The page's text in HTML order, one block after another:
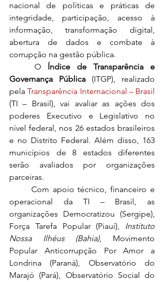
nacional de políticas e práticas de
integridade, participação, acesso à
informação, transformação digital,
abertura de dados e combate à
corrupção na gestão pública.
	O
Índice de Transparência e
Governança Pública (ITGP), realizado
pela Transparência Internacional – Brasil
(TI – Brasil), vai avaliar as ações dos
poderes Executivo e Legislativo no
nível federal, nos 26 estados brasileiros
e no Distrito Federal. Além disso, 163
municípios de 8 estados diferentes
serão avaliados por organizações
parceiras.
operacional da TI – Brasil, as
organizações Democratizou (Sergipe),
Força Tarefa Popular (Piauí), Instituto
Nossa Ilhéus (Bahia), Movimento
Popular Anticorrupção Por Amor a
Londrina (Paraná), Observatório do
Marajó (Pará), Observatório Social do